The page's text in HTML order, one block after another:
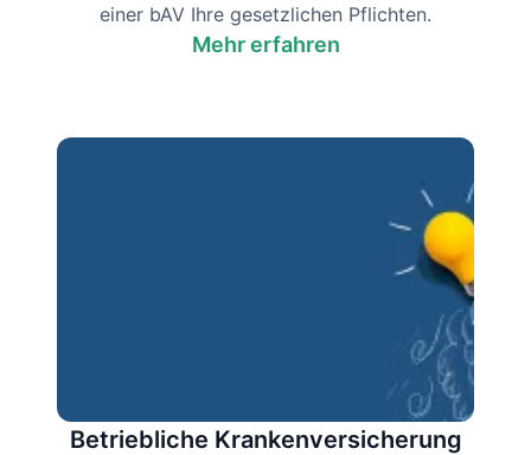
einer bAV Ihre gesetzlichen Pflichten.
Mehr erfahren
Betriebliche Krankenversicherung